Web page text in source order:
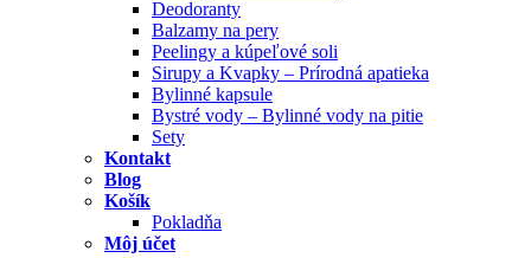
Deodoranty
Balzamy na pery
Peelingy a kúpeľové soli
Sirupy a Kvapky – Prírodná apatieka
Bylinné kapsule
Bystré vody – Bylinné vody na pitie
Sety
Kontakt
Blog
Košík
Pokladňa
Môj účet